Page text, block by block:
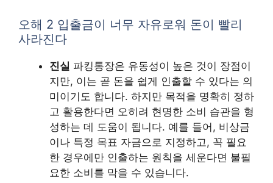
오해 2 입출금이 너무 자유로워 돈이 빨리
사라진다
진실 파킹통장은 유동성이 높은 것이 장점이
지만, 이는 곧 돈을 쉽게 인출할 수 있다는 의
미이기도 합니다. 하지만 목적을 명확히 정하
고 활용한다면 오히려 현명한 소비 습관을 형
성하는 데 도움이 됩니다. 예를 들어, 비상금
이나 특정 목표 자금으로 지정하고, 꼭 필요
한 경우에만 인출하는 원칙을 세운다면 불필
요한 소비를 막을 수 있습니다.